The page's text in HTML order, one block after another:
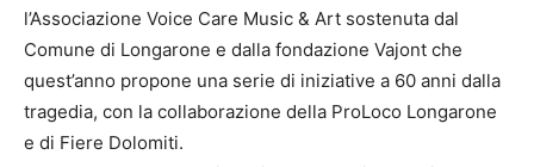
l’Associazione Voice Care Music & Art sostenuta dal
Comune di Longarone e dalla fondazione Vajont che
quest’anno propone una serie di iniziative a 60 anni dalla
tragedia, con la collaborazione della ProLoco Longarone
e di Fiere Dolomiti.